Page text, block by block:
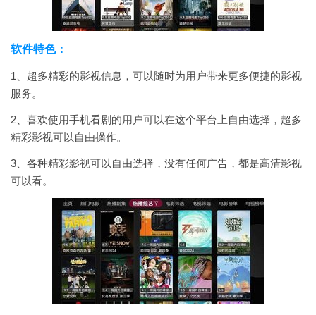
软件特色：
1、超多精彩的影视信息，可以随时为用户带来更多便捷的影视
服务。
2、喜欢使用手机看剧的用户可以在这个平台上自由选择，超多
精彩影视可以自由操作。
3、各种精彩影视可以自由选择，没有任何广告，都是高清影视
可以看。